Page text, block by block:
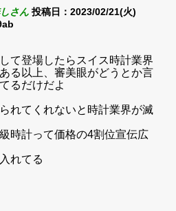
さん 投稿日：2023/02/21(火)
て登場したらスイス時計業界
る以上、審美眼がどうとか言
るだけだよ
れてくれないと時計業界が滅
時計って価格の4割位宣伝広
れてる